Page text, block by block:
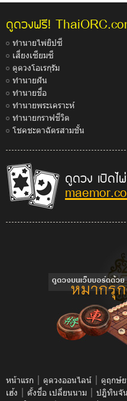
ดูดวงฟรี!
ทำนายไพ่ยิปซี
เสี่ยงเซียมซี
ดูดวงโอเรกุรัม
ทำนายฝัน
ทำนายชื่อ
ทำนายพระเคราะห์
ทำนายกราฟชีวิต
โชคชะตาฉัตรสามชั้น
ดูดวง เปิด
หน้าแรก | ดูดวงออนไลน์ | ดูฤกษ์
เฮ้ง | ตั้งชื่อ เปลี่ยนนาม | ปฎิทินจั